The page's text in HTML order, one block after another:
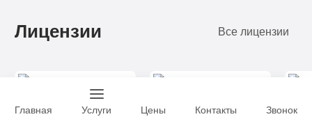
Лицензии Все лицензии
Главная Услуги Цены Контакты Звонок